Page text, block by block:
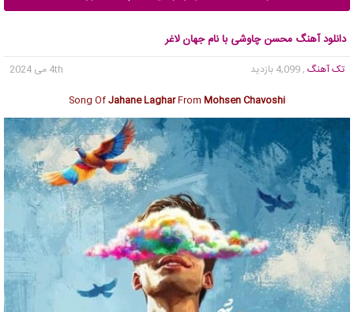
دانلود آهنگ محسن چاوشی با نام جهان لاغر
تک آهنگ , 4,099 بازدید
4th می 2024
Song OfJahane LagharFrom Mohsen Chavoshi